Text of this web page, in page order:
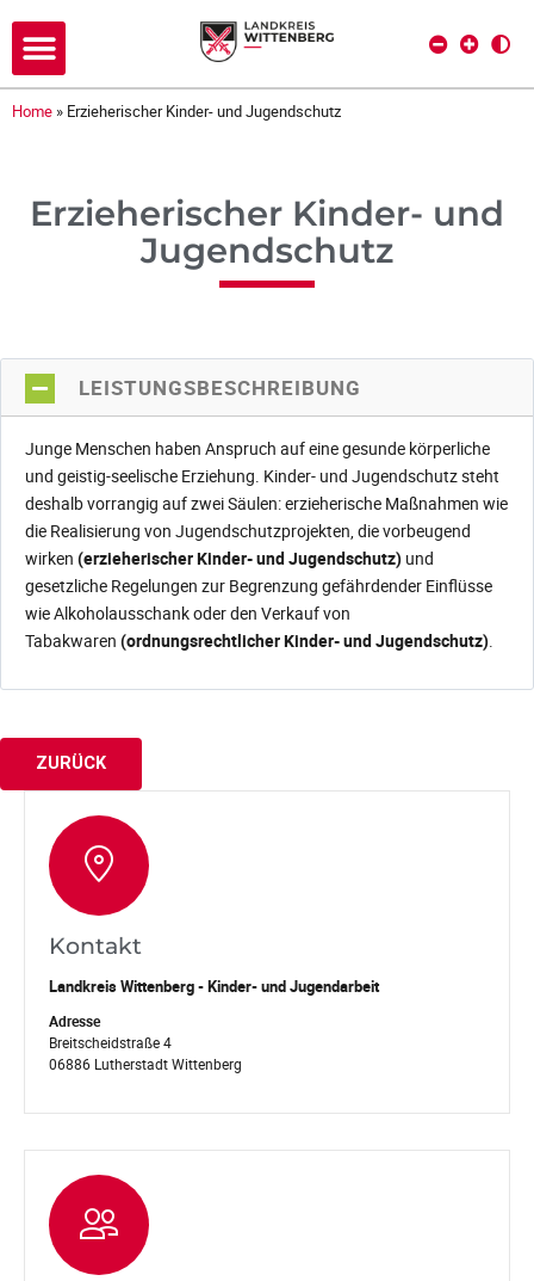
Home » Erzieherischer Kinder- und Jugendschutz
Erzieherischer Kinder- und
Jugendschutz
LEISTUNGSBESCHREIBUNG
Junge Menschen haben Anspruch auf eine gesunde körperliche
und geistig-seelische Erziehung. Kinder- und Jugendschutz steht
deshalb vorrangig auf zwei Säulen: erzieherische Maßnahmen wie
die Realisierung von Jugendschutzprojekten, die vorbeugend
wirken (erzieherischer Kinder- und Jugendschutz) und
gesetzliche Regelungen zur Begrenzung gefährdender Einflüsse
wie Alkoholausschank oder den Verkauf von
Tabakwaren (ordnungsrechtlicher Kinder- und Jugendschutz)
ZURÜCK
Kontakt
Landkreis Wittenberg - Kinder- und Jugendarbeit
Adresse
Breitscheidstraße 4
06886 Lutherstadt Wittenberg